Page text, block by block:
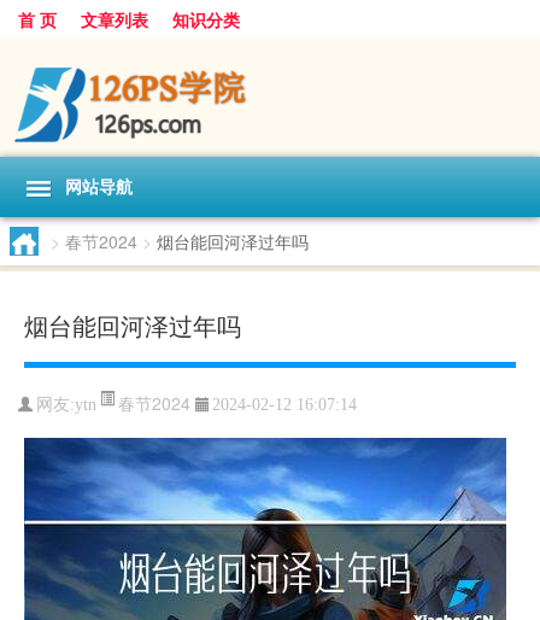
首 页 文章列表 知识分类
网站导航
> 春节2024 > 烟台能回河泽过年吗
烟台能回河泽过年吗
网友:ytn 春节2024 2024-02-12 16:07:14